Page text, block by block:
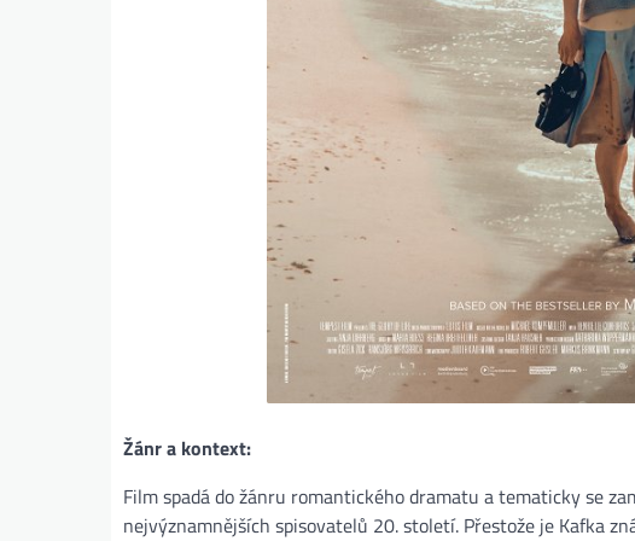
Žánr a kontext:
Film spadá do žánru romantického dramatu a tematicky se
nejvýznamnějších spisovatelů 20. století. Přestože je Kafka